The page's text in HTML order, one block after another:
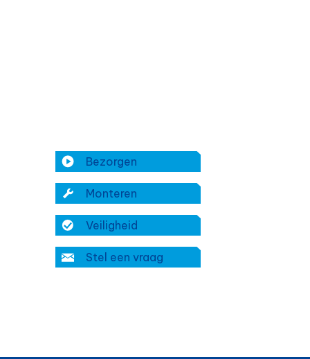
Bezorgen
Monteren
Veiligheid
Stel een vraag